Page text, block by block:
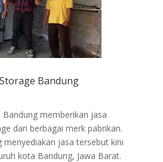
Bandung
memberikan jasa
dari berbagai merk pabrikan.
jasa tersebut kini
kota Bandung, Jawa Barat.